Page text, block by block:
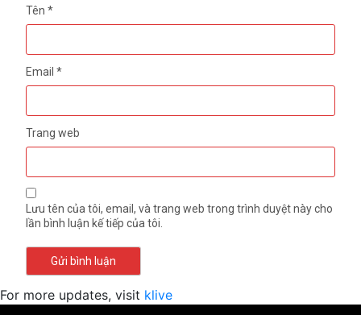
Tên*
Email*
Trang web
Lưu tên của tôi, email, và trang web trong trình duyệt này cho
lần bình luận kế tiếp của tôi.
For more updates, visit klive